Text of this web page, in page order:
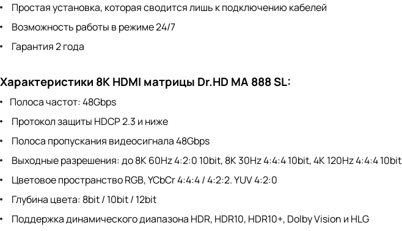
Простая установка, которая сводится лишь к подключению кабелей
Возможность работы в режиме 24/7
Гарантия 2 года
Характеристики 8K HDMI матрицы Dr.HD MA 888 SL:
Полоса частот: 48Gbps
Протокол защиты HDCP 2.3 и ниже
Полоса пропускания видеосигнала 48Gbps
Выходные разрешения: до 8K 60Hz 4:2:0 10bit, 8K 30Hz 4:4:4 10bit, 4K 120Hz 4:4:4 10bit
Цветовое пространство RGB, YCbCr 4:4:4 / 4:2:2. YUV 4:2:0
Глубина цвета: 8bit / 10bit / 12bit
Поддержка динамического диапазона HDR, HDR10, HDR10+, Dolby Vision и HLG